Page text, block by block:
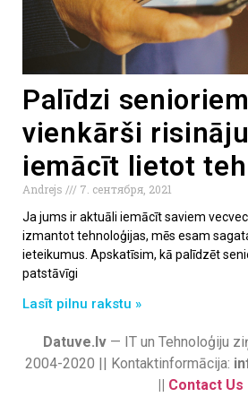
Palīdzi
vienkārši
iemācīt lietot
Andrejs
7. сентября, 2021
Ja jums ir aktuāli iemācīt saviem
izmantot tehnoloģijas, mēs esam
ieteikumus. Apskatīsim, kā palīdzēt
patstāvīgi
Lasīt pilnu rakstu »
Datuve.lv— IT un Tehnoloģiju
2004-2020 || Kontaktinformācija:
|| Contact Us